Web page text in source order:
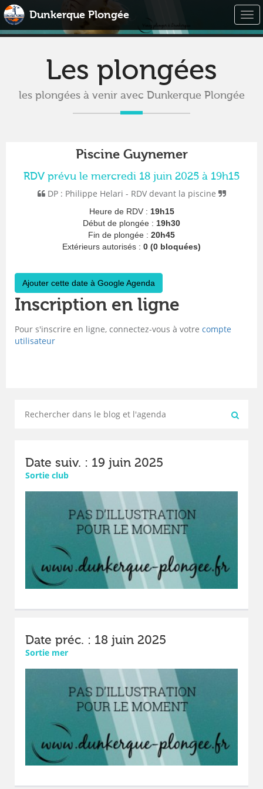
Dunkerque Plongée
Les plongées
les plongées à venir avec Dunkerque Plongée
Piscine Guynemer
RDV prévu le mercredi 18 juin 2025 à 19h15
DP : Philippe Helari - RDV devant la piscine
Heure de RDV : 19h15
Début de plongée : 19h30
Fin de plongée : 20h45
Extérieurs autorisés : 0 (0 bloquées)
Ajouter cette date à Google Agenda
Inscription en ligne
Pour s'inscrire en ligne, connectez-vous à votre compte
utilisateur
Date suiv. : 19 juin 2025
Sortie club
Date préc. : 18 juin 2025
Sortie mer